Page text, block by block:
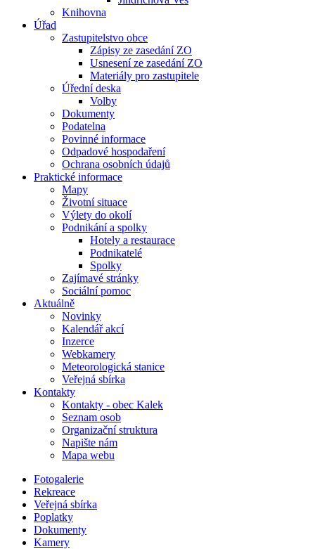
Knihovna
Úřad
Zastupitelstvo obce
Zápisy ze zasedání ZO
Usnesení ze zasedání ZO
Materiály pro zastupitele
Úřední deska
Volby
Dokumenty
Podatelna
Povinné informace
Odpadové hospodaření
Ochrana osobních údajů
Praktické informace
Mapy
Životní situace
Výlety do okolí
Podnikání a spolky
Hotely a restaurace
Podnikatelé
Spolky
Zajímavé stránky
Sociální pomoc
Aktuálně
Novinky
Kalendář akcí
Inzerce
Webkamery
Meteorologická stanice
Veřejná sbírka
Kontakty
Kontakty - obec Kalek
Seznam osob
Organizační struktura
Napište nám
Mapa webu
Fotogalerie
Rekreace
Veřejná sbírka
Poplatky
Dokumenty
Kamery